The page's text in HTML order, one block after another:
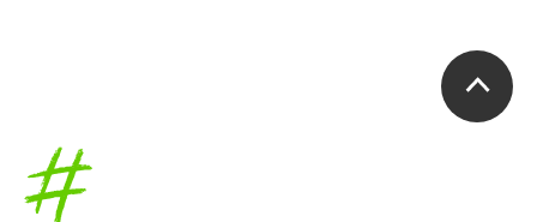
Accueil